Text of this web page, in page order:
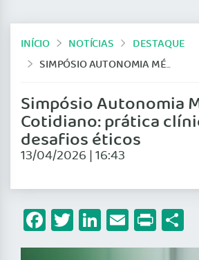
INÍCIO NOTÍCIAS
DESTAQUE
SIMPÓSIO AUTONOMIA MÉDICA NO COTIDIANO: PRÁTICA CLÍNICA E DESAFIOS ÉTICOS
Simpósio Autonomia
Cotidiano: prática
desafios éticos
13/04/2026 | 16:43
Facebook
Twitter
LinkedIn
Email
Print